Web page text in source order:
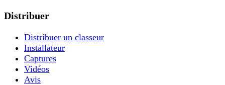
Distribuer
Distribuer un classeur
Installateur
Captures
Vidéos
Avis